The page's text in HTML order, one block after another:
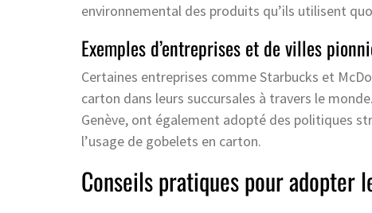
environnemental des produits qu’ils utilisent
Exemples d’entreprises et de villes
Certaines entreprises comme Starbucks et
carton dans leurs succursales à travers le
Genève, ont également adopté des politiques
l’usage de gobelets en carton.
Conseils pratiques pour adopter